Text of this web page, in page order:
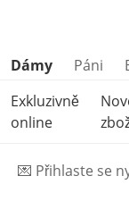
Přeskočit
Dámy Páni
Exkluzivně
online
💌 Přihlaste se